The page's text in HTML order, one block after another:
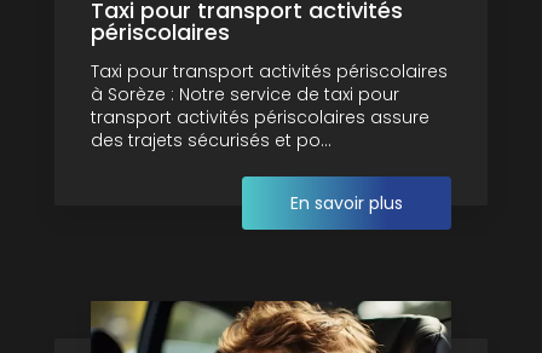
Taxi pour transport activités
périscolaires
Taxi pour transport activités périscolaires
à Sorèze : Notre service de taxi pour
transport activités périscolaires assure
des trajets sécurisés et po...
En savoir plus